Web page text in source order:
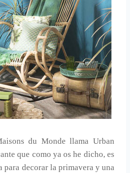
du Monde llama Urban
que como ya os he dicho, es
para decorar la primavera y una